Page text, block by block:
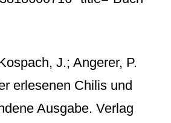
J.; Angerer, P.
erlesenen Chilis und
Ausgabe. Verlag